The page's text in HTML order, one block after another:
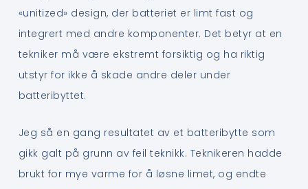
«unitized» design, der batteriet er limt fast og
integrert med andre komponenter. Det betyr at en
tekniker må være ekstremt forsiktig og ha riktig
utstyr for ikke å skade andre deler under
batteribyttet.
Jeg så en gang resultatet av et batteribytte som
gikk galt på grunn av feil teknikk. Teknikeren hadde
brukt for mye varme for å løsne limet, og endte